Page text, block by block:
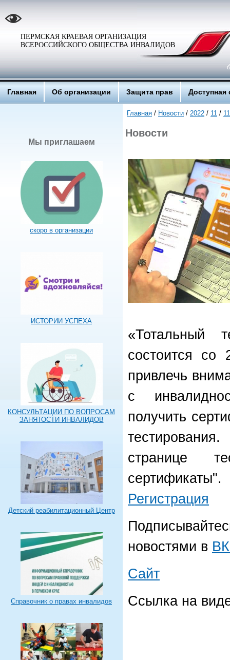
ПЕРМСКАЯ КРАЕВАЯ ОРГАНИЗАЦИЯ
ВСЕРОССИЙСКОГО ОБЩЕСТВА ИНВАЛИДОВ
Главная Об организации Защита прав Доступная
Мы приглашаем
скоро в организации
ИСТОРИИ УСПЕХА
КОНСУЛЬТАЦИИ ПО ВОПРОСАМ
ЗАНЯТОСТИ ИНВАЛИДОВ
Детский реабилитационный Центр
Справочник о правах инвалидов
Главная / Новости / 2022 / 11 / 11
Новости
«Тотальный
состоится со
привлечь
с
получить
странице
сертификаты".
Регистрация
новостями в
Сайт
Ссылка на